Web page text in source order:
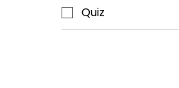
Quiz